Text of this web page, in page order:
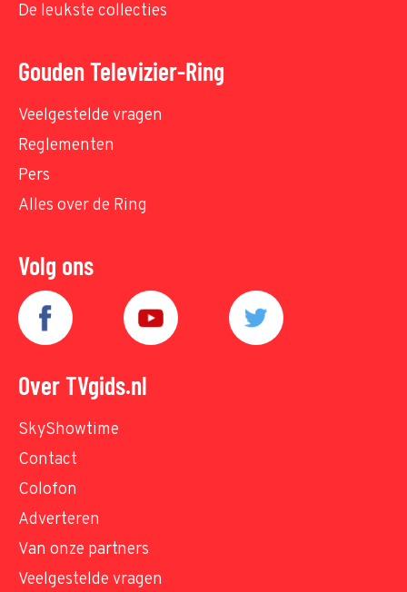
De leukste collecties
Gouden Televizier-Ring
Veelgestelde vragen
Reglementen
Pers
Alles over de Ring
Volg ons
Over TVgids.nl
SkyShowtime
Contact
Colofon
Adverteren
Van onze partners
Veelgestelde vragen